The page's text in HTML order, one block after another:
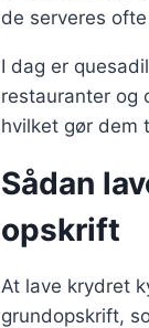
de serveres
I dag er
restauranter og
hvilket gør dem
Sådan
opskrift
At lave krydret
grundopskrift,